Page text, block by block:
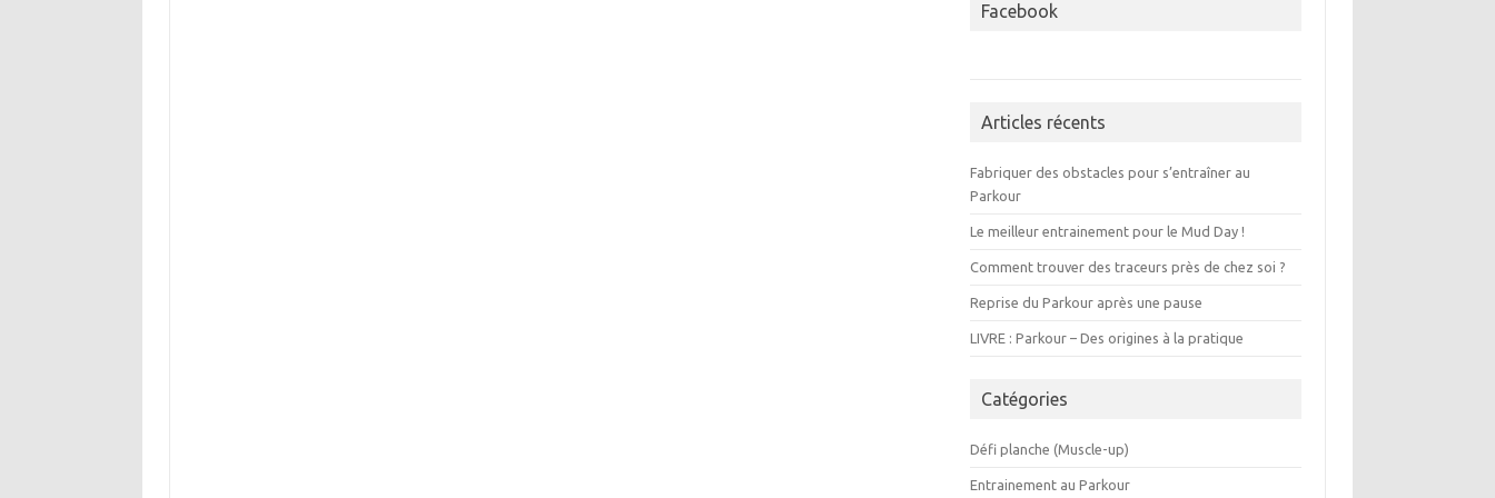
Facebook
Articles récents
Fabriquer des obstacles pour s’entraîner au
Parkour
Le meilleur entrainement pour le Mud Day !
Comment trouver des traceurs près de chez soi ?
Reprise du Parkour après une pause
LIVRE : Parkour – Des origines à la pratique
Catégories
Défi planche (Muscle-up)
Entrainement au Parkour